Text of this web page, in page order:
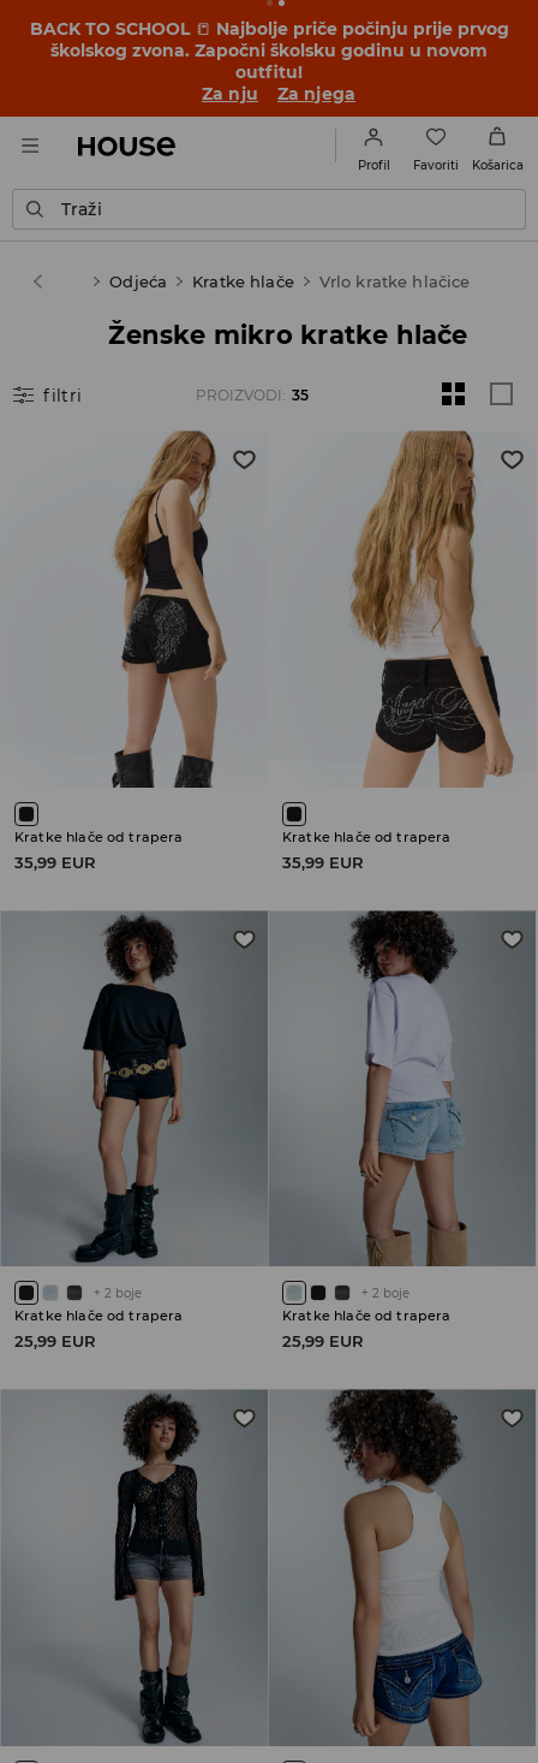
BACK TO SCHOOL 📒 Najbolje priče počinju prije prvog
školskog zvona. Započni školsku godinu u novom
outfitu!
Za nju
Za njega
Profil Favoriti Košarica
Traži
Odjeća Kratke hlače Vrlo kratke hlačice
Ženske mikro kratke hlače
filtri PROIZVODI : 35
Kratke hlače od trapera
35,99 EUR
Kratke hlače od trapera
35,99 EUR
+ 2 boje
Kratke hlače od trapera
25,99 EUR
+ 2 boje
Kratke hlače od trapera
25,99 EUR